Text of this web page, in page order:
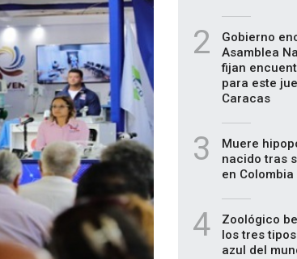
2
Gobierno
Asamblea
fijan
para este
Caracas
3
Muere
nacido tras
en Colombia
4
Zoológico
los tres
azul del